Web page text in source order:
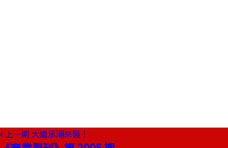
上一期 大繼承潮來襲！